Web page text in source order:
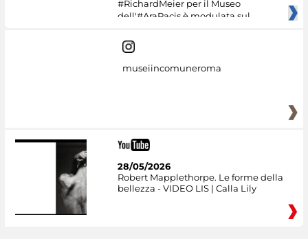
#RichardMeier per il Museo
dell'#AraPacis è modulata sul
museiincomuneroma
28/05/2026
Robert Mapplethorpe. Le forme della
bellezza - VIDEO LIS | Calla Lily